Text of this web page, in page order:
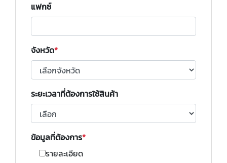
แฟกซ์
จังหวัด
ระยะเวลาที่ต้องการใช้สินค้า
ข้อมูลที่ต้องการ
รายละเอียด